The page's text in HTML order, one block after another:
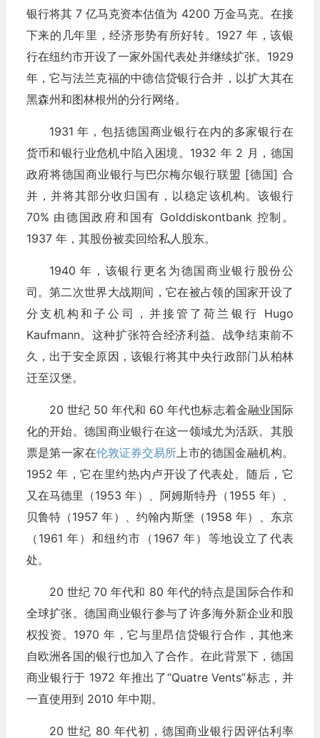
银行将其 7 亿马克资本估值为 4200 万金马克。在接
下来的几年里，经济形势有所好转。1927 年，该银
行在纽约市开设了一家外国代表处并继续扩张。1929
年，它与法兰克福的中德信贷银行合并，以扩大其在
黑森州和图林根州的分行网络。
1931 年，包括德国商业银行在内的多家银行在
货币和银行业危机中陷入困境。1932 年 2 月，德国
政府将德国商业银行与巴尔梅尔银行联盟 [德国] 合
并，并将其部分收归国有，以稳定该机构。该银行
70% 由德国政府和国有 Golddiskontbank 控制。
1937 年，其股份被卖回给私人股东。
1940 年，该银行更名为德国商业银行股份公
司。第二次世界大战期间，它在被占领的国家开设了
分支机构和子公司，并接管了荷兰银行 Hugo
Kaufmann。这种扩张符合经济利益。战争结束前不
久，出于安全原因，该银行将其中央行政部门从柏林
迁至汉堡。
20 世纪 50 年代和 60 年代也标志着金融业国际
化的开始。德国商业银行在这一领域尤为活跃。其股
票是第一家在伦敦证券交易所上市的德国金融机构。
1952 年，它在里约热内卢开设了代表处。随后，它
又在马德里（1953 年）、阿姆斯特丹（1955 年）、
贝鲁特（1957 年）、约翰内斯堡（1958 年）、东京
（1961 年）和纽约市（1967 年）等地设立了代表
处。
20 世纪 70 年代和 80 年代的特点是国际合作和
全球扩张。德国商业银行参与了许多海外新企业和股
权投资。1970 年，它与里昂信贷银行合作，其他来
自欧洲各国的银行也加入了合作。在此背景下，德国
商业银行于 1972 年推出了“Quatre Vents”标志，并
一直使用到 2010 年中期。
20 世纪 80 年代初，德国商业银行因评估利率